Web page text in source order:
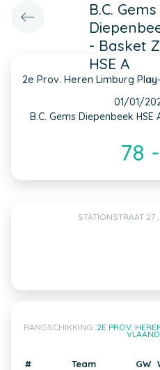
B.C. Gems
- Basket
HSE A
2e Prov. Heren Limburg
01/01/
B.C. Gems Diepenbeek
78
STATIONSTRAAT 27
RANGSCHIKKING: 2E PROV.
# Team GW